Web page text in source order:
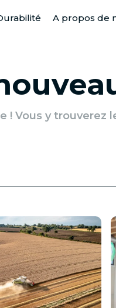
A propos de
! Vous y